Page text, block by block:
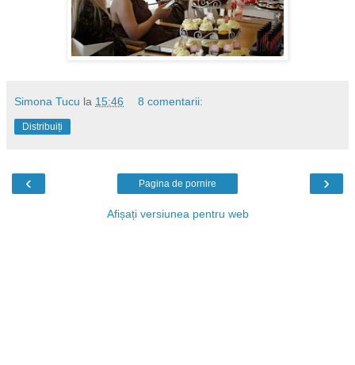
Simona Tucu la 15:46 8 comentarii:
Distribuiți
‹ ›
Pagina de pornire
Afișați versiunea pentru web